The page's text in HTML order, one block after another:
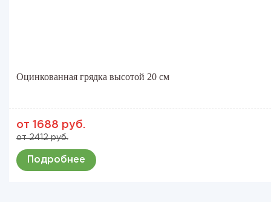
Оцинкованная грядка высотой 20 см
от 1688 руб.
от 2412 руб.
Подробнее